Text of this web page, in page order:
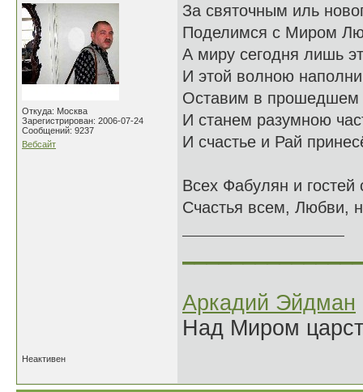
Откуда: Москва
Зарегистрирован: 2006-07-24
Сообщений: 9237
Вебсайт
За святочным иль
Поделимся с Миром
А миру сегодня лишь
И этой волною
Оставим в прошедшем
И станем разумною
И счастье и Рай
Всех Фабулян и
Счастья всем, Любви,
Аркадий Эйдман
Над Миром
Неактивен